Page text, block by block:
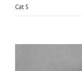
Cat 5